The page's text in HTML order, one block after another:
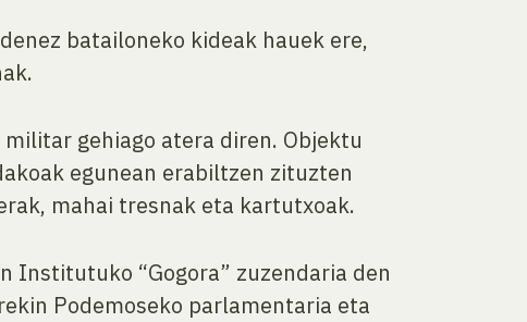
batailoneko kideak hauek ere,
gehiago atera diren. Objektu
egunean erabiltzen zituzten
mahai tresnak eta kartutxoak.
Institutuko “Gogora” zuzendaria den
Podemoseko parlamentaria eta